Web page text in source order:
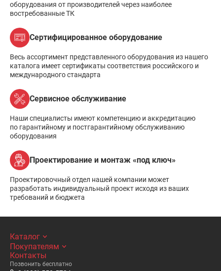
оборудования от производителей через наиболее
востребованные ТК
Сертифицированное оборудование
Весь ассортимент представленного оборудования из нашего
каталога имеет сертификаты соответствия российского и
международного стандарта
Сервисное обслуживание
Наши специалисты имеют компетенцию и аккредитацию
по гарантийному и постгарантийному обслуживанию
оборудования
Проектирование и монтаж «под ключ»
Проектировочный отдел нашей компании может
разработать индивидуальный проект исходя из ваших
требований и бюджета
Каталог
Покупателям
Контакты
Позвонить бесплатно